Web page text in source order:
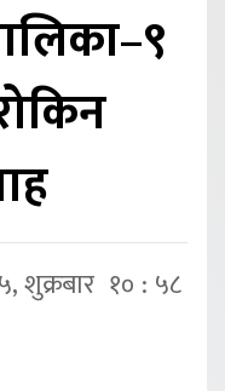
शुक्रबार १० : ५८